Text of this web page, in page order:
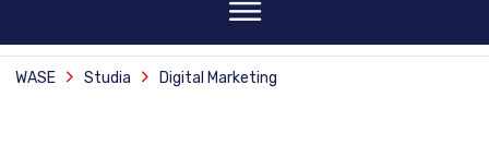
WASE Studia Digital Marketing